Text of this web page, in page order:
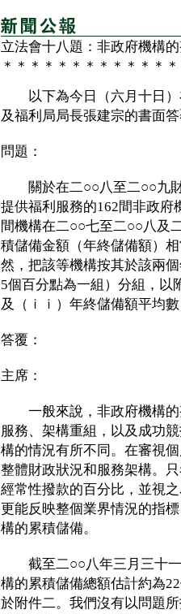
立法會十八題：非政府機構
＊＊＊＊＊＊＊＊＊＊＊＊
以下為今日（六月十日）
及福利局局長張建宗的書面
問題：
關於在二○○八至二○○九財
提供福利服務的162間非政府
間機構在二○○七至二○○八及
積儲備金額（年終儲備額）
然，把該等機構按其於該兩
5個百分點為一組）分組，以
及（ｉｉ）年終儲備額平均
答覆：
主席：
一般來說，非政府機構的
服務、架構重組，以及成功
構的情況有所不同。在審視
整體財政狀況和服務架構。
經常性撥款的百分比，並視
更能反映整個業界情況的指
構的累積儲備。
截至二○○八年三月三十一
構的累積儲備總額估計約為
於附件二。我們沒有以問題